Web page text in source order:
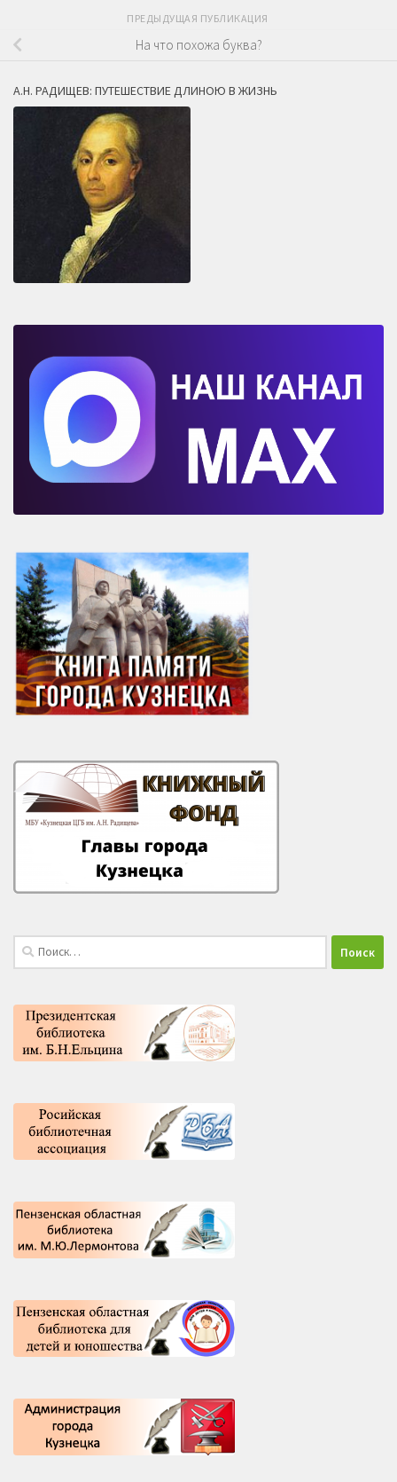
ПРЕДЫДУЩАЯ ПУБЛИКАЦИЯ
На что похожа буква?
А.Н. РАДИЩЕВ: ПУТЕШЕСТВИЕ ДЛИНОЮ В ЖИЗНЬ
Найти: